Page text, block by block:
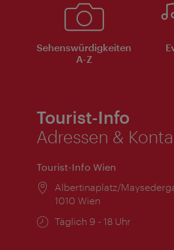
Sehenswürdigkeiten
A-Z
Tourist-Info
Adressen &
Tourist-Info Wien
Ort:
Albertinaplatz/
1010 Wien
Öffnungszeiten:
Täglich 9 - 18 Uhr